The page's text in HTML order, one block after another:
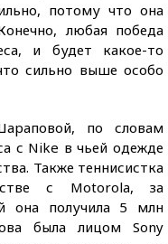
потому что она
любая победа
и будет какое-то
сильно выше особо
по словам
с Nike в чьей одежде
Также теннисистка
с Motorola, за
она получила 5 млн
была лицом Sony